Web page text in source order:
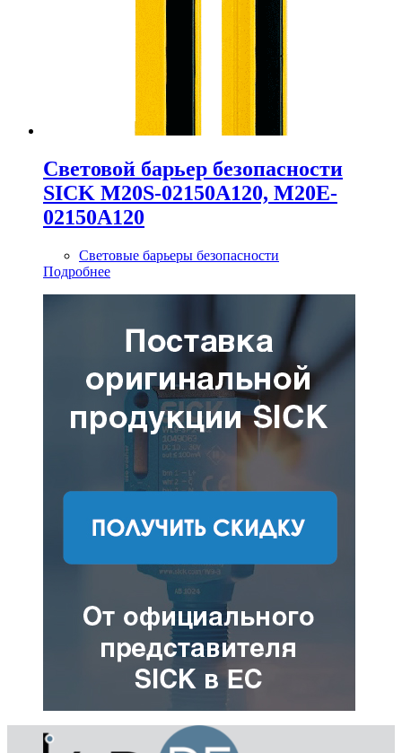
Cветовой барьер безопасности
SICK M20S-02150A120, M20E-
02150A120
Световые барьеры безопасности
Подробнее